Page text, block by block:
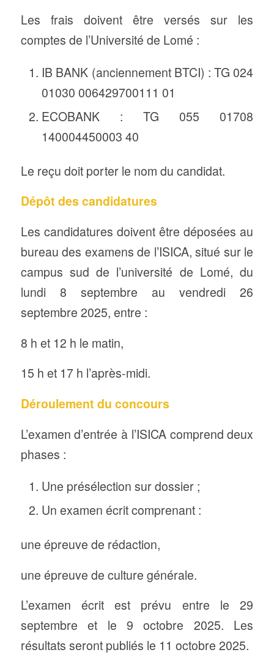
Les frais doivent être versés sur les
comptes de l’Université de Lomé :
IB BANK (anciennement BTCI) : TG 024
01030 006429700111 01
ECOBANK : TG 055 01708
140004450003 40
Le reçu doit porter le nom du candidat.
Dépôt des candidatures
Les candidatures doivent être déposées au
bureau des examens de l’ISICA, situé sur le
campus sud de l’université de Lomé, du
lundi 8 septembre au vendredi 26
septembre 2025, entre :
8 h et 12 h le matin,
15 h et 17 h l’après-midi.
Déroulement du concours
L’examen d’entrée à l’ISICA comprend deux
phases :
Une présélection sur dossier ;
Un examen écrit comprenant :
une épreuve de rédaction,
une épreuve de culture générale.
L’examen écrit est prévu entre le 29
septembre et le 9 octobre 2025. Les
résultats seront publiés le 11 octobre 2025.